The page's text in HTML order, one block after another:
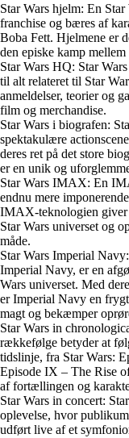
Star Wars hjelm: En
franchise og bæres af
Boba Fett. Hjelmene er
den episke kamp
Star Wars HQ: Star
til alt relateret til Star
anmeldelser, teorier og
film og merchandise.
Star Wars i biografen:
spektakulære
deres ret på det store
er en unik og
Star Wars IMAX: En
endnu mere
IMAX-teknologien giver
Star Wars universet og
måde.
Star Wars Imperial
Imperial Navy, er en
Wars universet. Med
er Imperial Navy en
magt og bekæmper
Star Wars in
rækkefølge betyder at
tidslinje, fra Star Wars:
Episode IX – The Rise
af fortællingen og
Star Wars in concert:
oplevelse, hvor
udført live af et